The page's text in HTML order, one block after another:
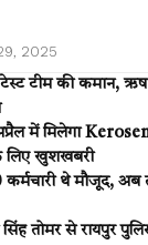
2025
टीम की कमान,
में मिलेगा
लिए खुशखबरी
कर्मचारी थे मौजूद,
सिंह तोमर से रायपुर